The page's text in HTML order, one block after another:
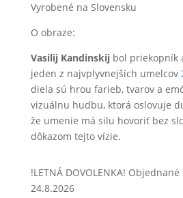
červenej,
zelenej,
Vyrobené na Slovensku
O obraze:
Vasilij Kandinskijbol priekopník
jeden z najvplyvnejších umelcov
diela sú hrou farieb, tvarov a
vizuálnu hudbu, ktorá oslovuje
že umenie má silu hovoriť bez
dôkazom tejto vízie.
!LETNÁ DOVOLENKA!
24.8.2026